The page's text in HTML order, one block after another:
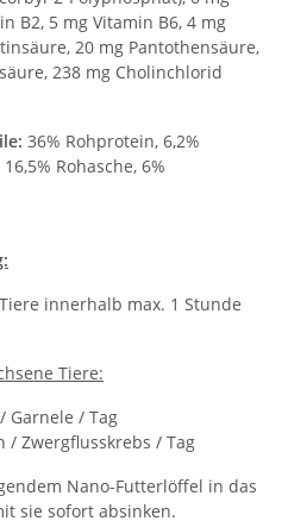
B2, 5 mg Vitamin B6, 4 mg
20 mg Pantothensäure,
238 mg Cholinchlorid
36% Rohprotein, 6,2%
Rohasche, 6%
innerhalb max. 1 Stunde
Tiere:
Garnele / Tag
/ Zwergflusskrebs / Tag
Nano-Futterlöffel in das
sie sofort absinken.